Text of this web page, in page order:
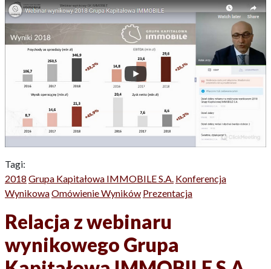
Tagi:
2018 Grupa Kapitałowa IMMOBILE S.A. Konferencja
WynikowaOmówienie Wyników Prezentacja
Relacja z webinaru
wynikowego Grupa